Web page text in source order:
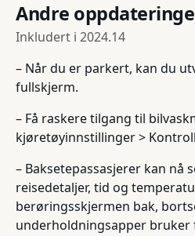
Andre
Inkludert i 2024.14
– Når du er parkert, kan du
fullskjerm.
– Få raskere tilgang til
kjøretøyinnstillinger >
– Baksetepassasjerer kan nå
reisedetaljer, tid og
berøringsskjermen bak,
underholdningsapper bruker